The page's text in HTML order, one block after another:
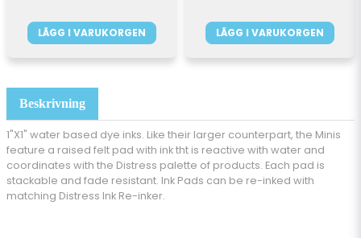
Beskrivning
1"X1" water based dye inks. Like their larger counterpart, the Minis
feature a raised felt pad with ink tht is reactive with water and
coordinates with the Distress palette of products. Each pad is
stackable and fade resistant. Ink Pads can be re-inked with
matching Distress Ink Re-inker.
LÄGG I VARUKORGEN LÄGG I VARUKORGEN